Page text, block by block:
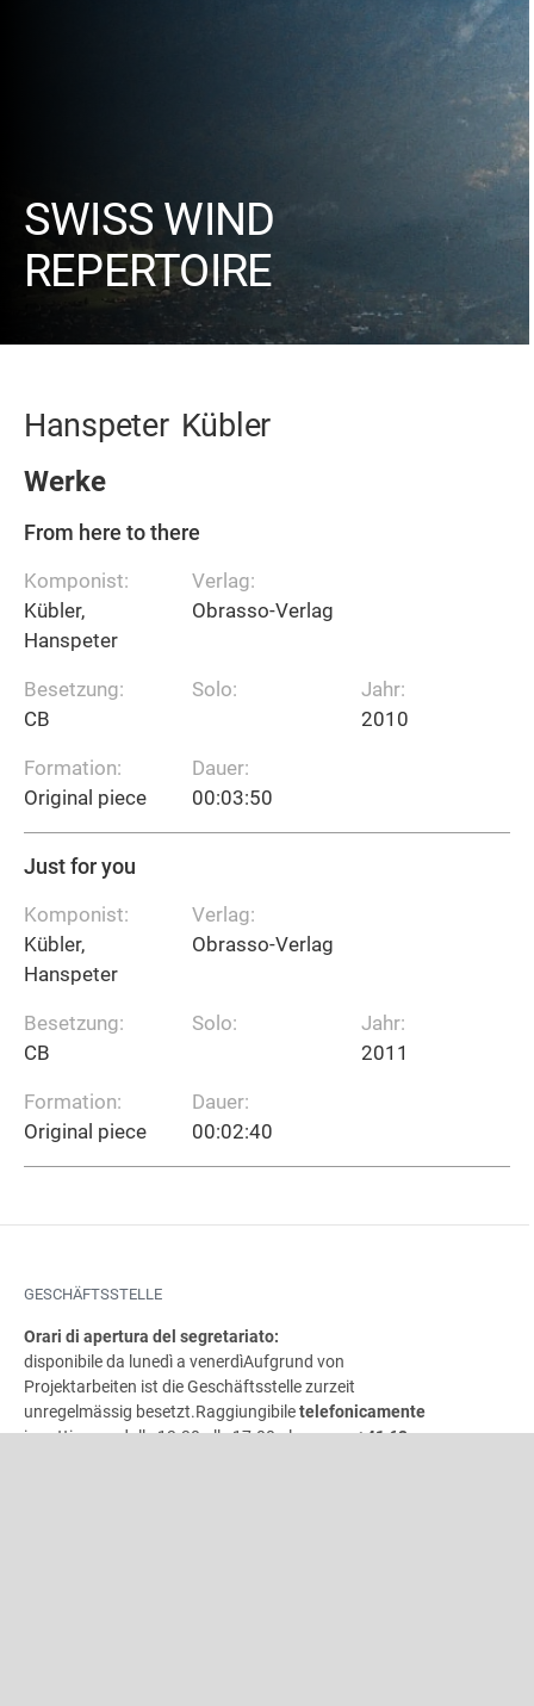
SWISS WIND
REPERTOIRE
Hanspeter Kübler
Werke
From here to there
Komponist:
Kübler,
Hanspeter
Besetzung:
CB
Formation:
Original piece
Verlag:
Obrasso-Verlag
Solo:
Dauer:
00:03:50
Jahr:
2010
Just for you
Komponist:
Kübler,
Hanspeter
Besetzung:
CB
Formation:
Original piece
Verlag:
Obrasso-Verlag
Solo:
Dauer:
00:02:40
Jahr:
2011
GESCHÄFTSSTELLE
Orari di apertura del segretariato:
disponibile da lunedì a venerdìAufgrund von
Projektarbeiten ist die Geschäftsstelle zurzeit
unregelmässig besetzt.Raggiungibiletelefonicamente
in settimana dalle 13.30 alle 17.00 al numero+41 62